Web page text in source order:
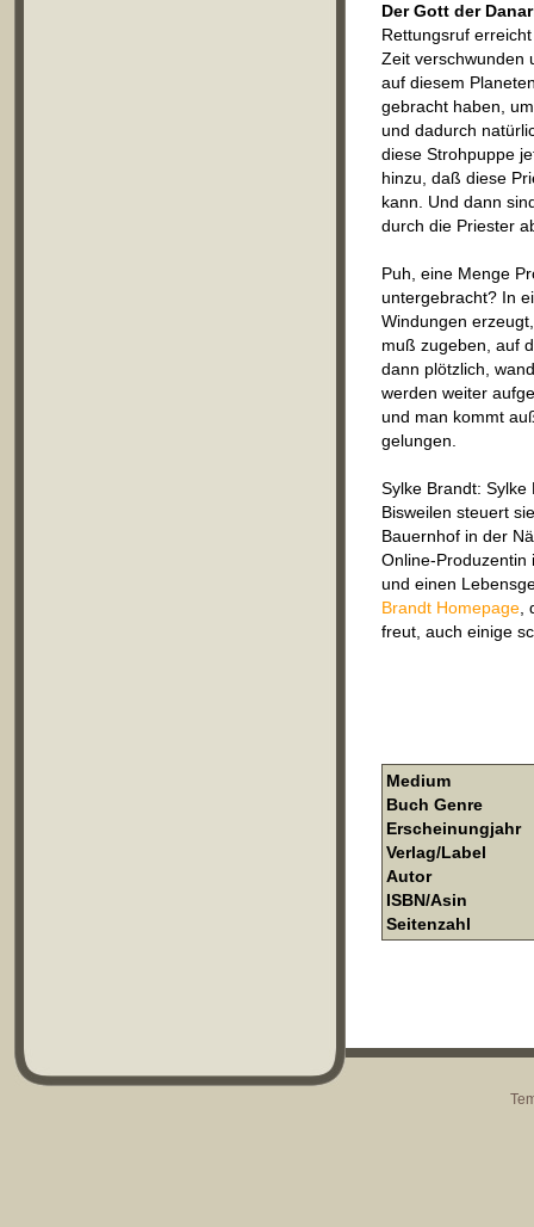
Der Gott der
Rettungsruf
Zeit verschwunden
auf diesem
gebracht haben,
und dadurch
diese Strohpuppe
hinzu, daß diese
kann. Und dann
durch die Priester
Puh, eine Menge
untergebracht? In
Windungen
muß zugeben, auf
dann plötzlich,
werden weiter
und man kommt
gelungen.
Sylke Brandt:
Bisweilen steuert
Bauernhof in der
Online-Produzentin
und einen
Brandt Homepage
freut, auch einige
Medium
Buch Genre
Erscheinungjahr
Verlag/Label
Autor
ISBN/Asin
Seitenzahl